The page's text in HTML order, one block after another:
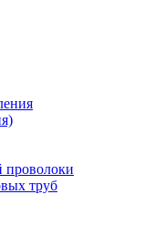
проволоки
труб